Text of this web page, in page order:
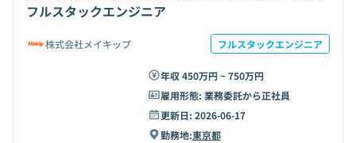
フルスタックエンジニア
株式会社メイキップ フルスタックエンジニア
年収 450万円 ~ 750万円
雇用形態: 業務委託から正社員
更新日: 2026-06-17
勤務地:東京都